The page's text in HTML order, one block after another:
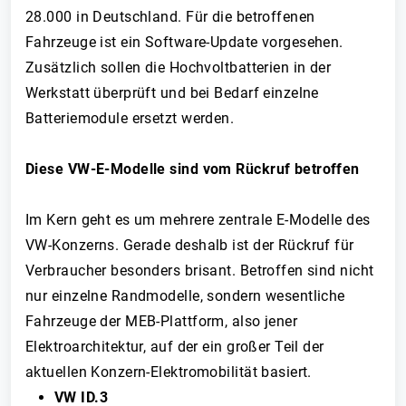
28.000 in Deutschland. Für die betroffenen
Fahrzeuge ist ein Software-Update vorgesehen.
Zusätzlich sollen die Hochvoltbatterien in der
Werkstatt überprüft und bei Bedarf einzelne
Batteriemodule ersetzt werden.
Diese VW-E-Modelle sind vom Rückruf betroffen
Im Kern geht es um mehrere zentrale E-Modelle des
VW-Konzerns. Gerade deshalb ist der Rückruf für
Verbraucher besonders brisant. Betroffen sind nicht
nur einzelne Randmodelle, sondern wesentliche
Fahrzeuge der MEB-Plattform, also jener
Elektroarchitektur, auf der ein großer Teil der
aktuellen Konzern-Elektromobilität basiert.
VW ID.3